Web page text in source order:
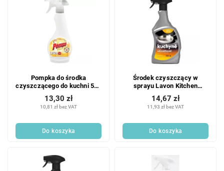
Pompka do środka
czyszczącego do kuchni 500
ml
10,81 zł bez VAT
13,30 zł
Do koszyka
Środek czyszczący w
sprayu Lavon Kitchen
Cleaner 750ML
11,93 zł bez VAT
14,67 zł
Do koszyka